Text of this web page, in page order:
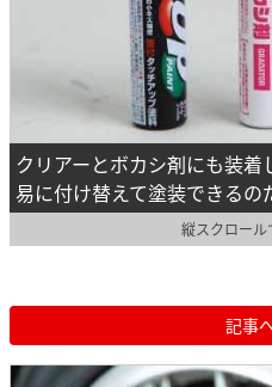
クリアーとボカシ剤にも装着
易に付け替えて塗装できるの
縦スクロー
記事